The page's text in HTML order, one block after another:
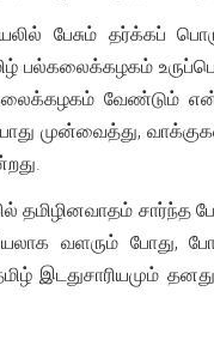
பேசும் தர்க்கப்
பல்கலைக்கழகம்
வேண்டும்
முன்வைத்து,
சார்ந்த
வளரும் போது,
இடதுசாரியமும்